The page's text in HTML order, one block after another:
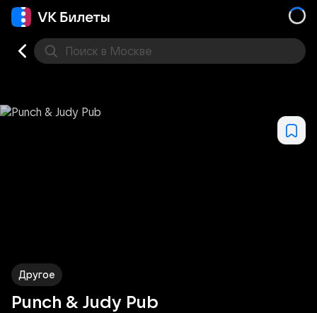
Поиск в Москве
Другое
Punch & Judy Pub